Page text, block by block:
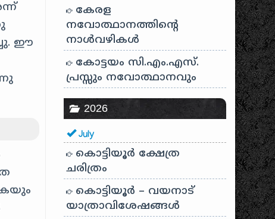
ഈ
കേരള
നവോത്ഥാനത്തിന്റെ
നാൾവഴികൾ
കോട്ടയം സി.എം.എസ്.
പ്രസ്സും നവോത്ഥാനവും
2026
July
കൊട്ടിയൂർ ക്ഷേത്ര
ചരിത്രം
കൊട്ടിയൂർ – വയനാട്
യാത്രാവിശേഷങ്ങൾ